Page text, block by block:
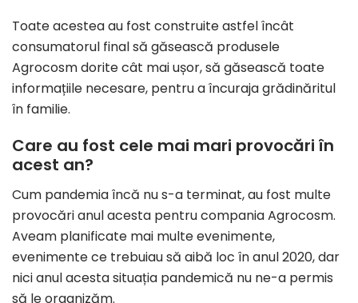
Toate acestea au fost construite astfel încât
consumatorul final să găsească produsele
Agrocosm dorite cât mai ușor, să găsească toate
informațiile necesare, pentru a încuraja grădinăritul
în familie.
Care au fost cele mai mari provocări în
acest an?
Cum pandemia încă nu s-a terminat, au fost multe
provocări anul acesta pentru compania Agrocosm.
Aveam planificate mai multe evenimente,
evenimente ce trebuiau să aibă loc în anul 2020, dar
nici anul acesta situația pandemică nu ne-a permis
să le organizăm.